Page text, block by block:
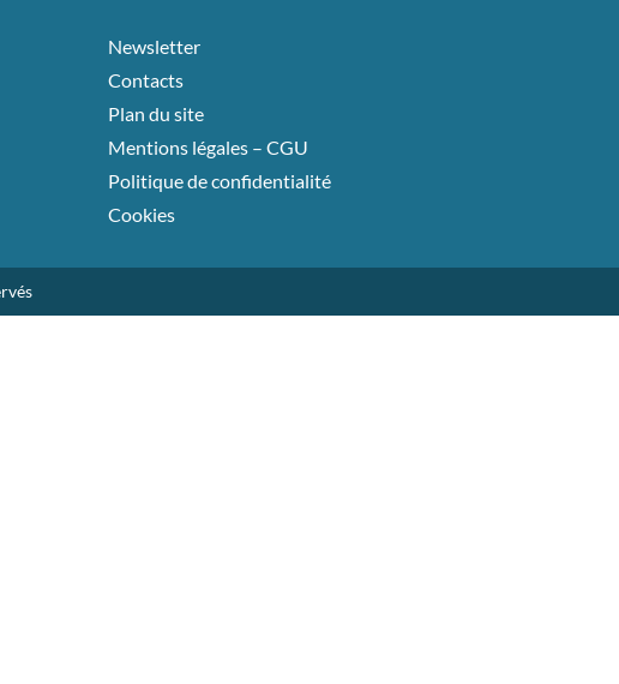
Newsletter
Contacts
Plan du site
Mentions légales – CGU
Politique de confidentialité
Cookies